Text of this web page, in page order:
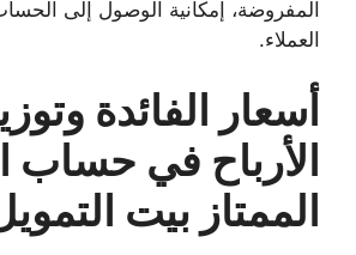
المفروضة، إمكانية الوصول إلى
العملاء.
أسعار الفائدة
الأرباح في حساب
الممتاز بيت